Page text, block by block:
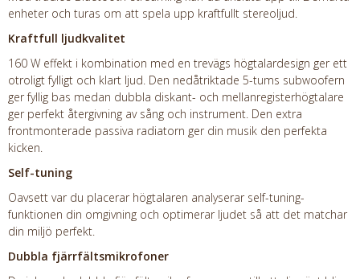
enheter och turas om att spela upp kraftfullt stereoljud.
Kraftfull ljudkvalitet
160 W effekt i kombination med en trevägs högtalardesign ger ett
otroligt fylligt och klart ljud. Den nedåtriktade 5-tums subwoofern
ger fyllig bas medan dubbla diskant- och mellanregisterhögtalare
ger perfekt återgivning av sång och instrument. Den extra
frontmonterade passiva radiatorn ger din musik den perfekta
kicken.
Self-tuning
Oavsett var du placerar högtalaren analyserar self-tuning-
funktionen din omgivning och optimerar ljudet så att det matchar
din miljö perfekt.
Dubbla fjärrfältsmikrofoner